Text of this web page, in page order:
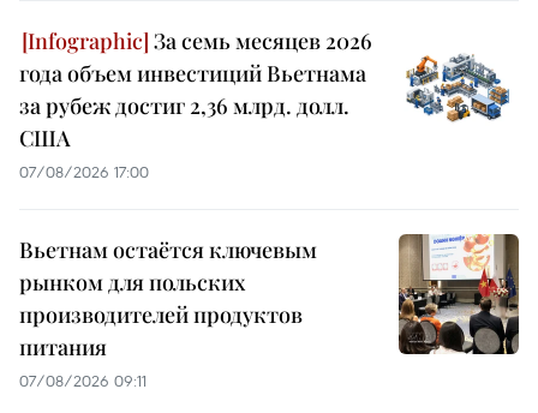
За семь месяцев 2026
года объем инвестиций Вьетнама
за рубеж достиг 2,36 млрд. долл.
США
07/08/2026 17:00
Вьетнам остаётся ключевым
рынком для польских
производителей продуктов
питания
07/08/2026 09:11